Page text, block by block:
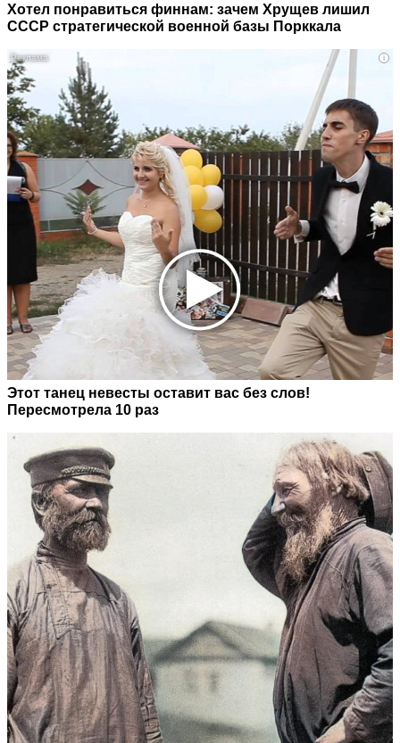
Хотел понравиться финнам: зачем Хрущев лишил
СССР стратегической военной базы Порккала
i
Этот танец невесты оставит вас без слов!
Пересмотрела 10 раз